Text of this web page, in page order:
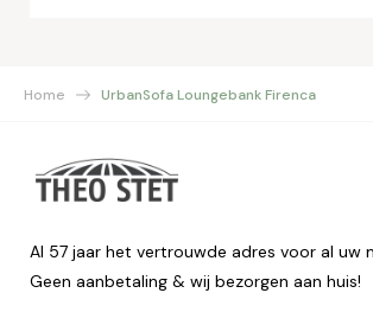
Home UrbanSofa Loungebank Firenca
Al 57 jaar het vertrouwde adres voor al uw
Geen aanbetaling & wij bezorgen aan huis!